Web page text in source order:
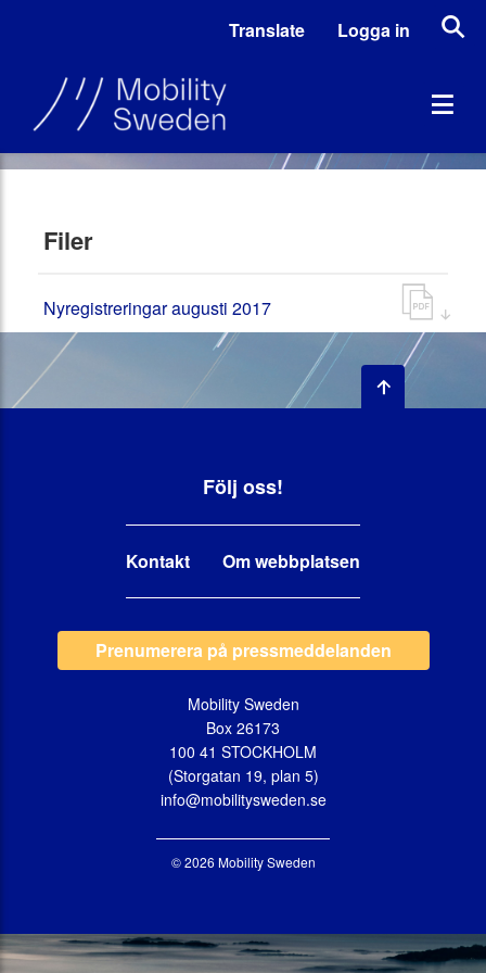
Translate Logga in
Filer
Nyregistreringar augusti 2017
Följ oss!
Kontakt Om webbplatsen
Prenumerera på pressmeddelanden
Mobility Sweden
Box 26173
100 41 STOCKHOLM
(Storgatan 19, plan 5)
info@mobilitysweden.se
© 2026 Mobility Sweden